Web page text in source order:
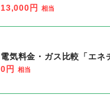
13,000円
相当
電気料金・ガス比較「エネ
0円
相当